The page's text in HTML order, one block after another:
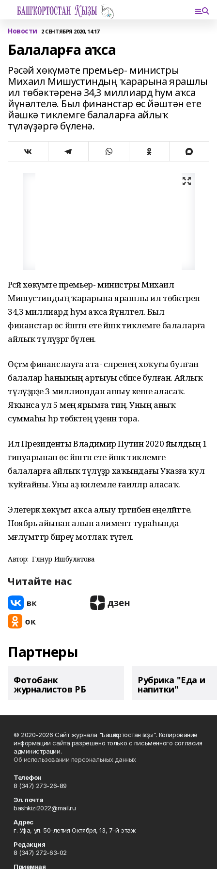
Новости 2 СЕНТЯБРЯ 2020, 14:17
Балаларға аҡса
Рәсәй хөкүмәте премьер- министры
Михаил Мишустиндың ҡарарына ярашлы
ил төбәктәренә 34,3 миллиард һум аҡса
йүнәлтелә. Был финанстар өс йәштән ете
йәшкә тиклемге балаларға айлыҡ
түләүҙәргә бүленә.
Рәсәй хөкүмәте премьер- министры Михаил
Мишустиндың ҡарарына ярашлы ил төбәктәренә
34,3 миллиард һум аҡса йүнәлтелә. Был
финанстар өс йәштән ете йәшкә тиклемге балаларға
айлыҡ түләүҙәргә бүленә.
Өҫтәмә финанслауға ата- әсәләренең хоҡуғы булған
балалар һанының артыуы сәбәпсе булған. Айлыҡ
түләүҙәрҙе 3 миллиондан ашыу кеше аласаҡ.
Яҡынса ул 5 мең ярымға тиң. Уның аныҡ
суммаһы һәр төбәктең үҙенән тора.
Ил Президенты Владимир Путин 2020 йылдың 1
ғинуарынан өс йәштән ете йәшкә тиклемге
балаларға айлыҡ түләүҙәр хаҡындағы Указға ҡул
ҡуйғайны. Уны аҙ килемле ғаиләләр аласаҡ.
Элегерәк хөкүмәт аҡса алыу тәртибен еңеләйтте.
Ноябрь айынан алып алимент тураһында
мәғлүмәттәр биреү мотлаҡ түгел.
Автор: Гөлнур Ишбулатова
Читайте нас
Партнеры
Фотобанк
журналистов РБ
Рубрика "Еда и
напитки"
© 2020-2026 Сайт журнала "Башҡортостан ҡыҙы". Копирование
информации сайта разрешено только с письменного согласия
администрации.
Об использовании персональных данных
Телефон
8 (347) 273-26-89
Эл. почта
bashkizi2022@mail.ru
Адрес
г. Уфа, ул. 50-летия Октября, 13, 7-й этаж
Редакция
8 (347) 272-63-02
Приемная